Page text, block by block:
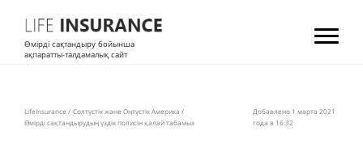
Өмірді сақтандыру бойынша
ақпаратты-талдамалық сайт
LifeInsurance / Солтүстік және Оңтүстік Америка /
Өмірді сақтандырудың үздік полисін қалай табамыз
Добавлено 1 мартa 2021
года в 16:32